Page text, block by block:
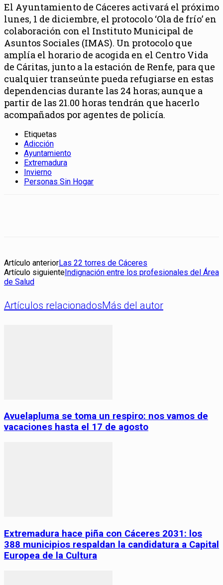
El Ayuntamiento de Cáceres activará el próximo
lunes, 1 de diciembre, el protocolo ‘Ola de frío’ en
colaboración con el Instituto Municipal de
Asuntos Sociales (IMAS). Un protocolo que
amplía el horario de acogida en el Centro Vida
de Cáritas, junto a la estación de Renfe, para que
cualquier transeúnte pueda refugiarse en estas
dependencias durante las 24 horas; aunque a
partir de las 21.00 horas tendrán que hacerlo
acompañados por agentes de policía.
Etiquetas
Adicción
Ayuntamiento
Extremadura
Invierno
Personas Sin Hogar
Artículo anteriorLas 22 torres de Cáceres
Artículo siguienteIndignación entre los profesionales del Área
de Salud
Artículos relacionadosMás del autor
Avuelapluma se toma un respiro: nos vamos de
vacaciones hasta el 17 de agosto
Extremadura hace piña con Cáceres 2031: los
388 municipios respaldan la candidatura a Capital
Europea de la Cultura